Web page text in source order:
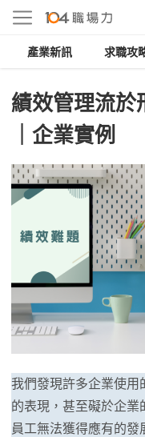
產業新訊 求職攻
績效管理流於
｜企業實例
我們發現許多企業使用
的表現，甚至礙於企
員工無法獲得應有的發